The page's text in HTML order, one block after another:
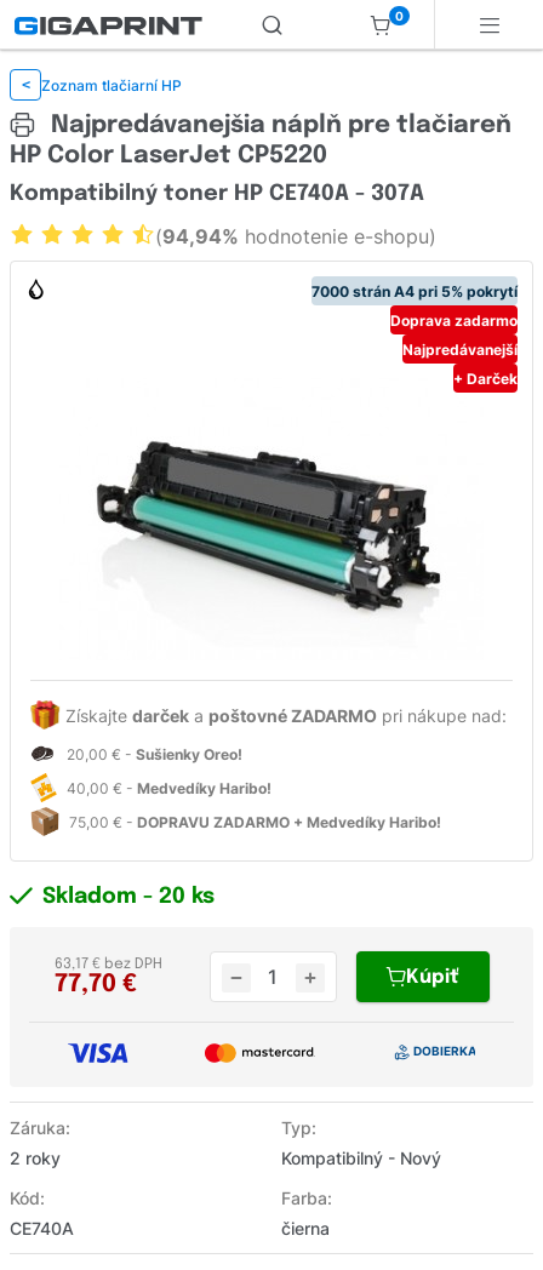
0
< Zoznam tlačiarní HP
Najpredávanejšia náplň pre tlačiareň
HP Color LaserJet CP5220
7000 strán A4 pri 5% pokrytí
Doprava zadarmo
Najpredávanejší
+ Darček
Získajte darček a poštovné ZADARMO pri nákupe nad:
20,00 € - Sušienky Oreo!
40,00 € - Medvedíky Haribo!
75,00 € - DOPRAVU ZADARMO + Medvedíky Haribo!
Kompatibilný toner HP CE740A - 307A
(94,94% hodnotenie e-shopu)
Záruka:
2 roky
Typ:
Kompatibilný - Nový
Kód:
CE740A
Farba:
čierna
Skladom - 20 ks
77,70 €
63,17 € bez DPH
Kúpiť